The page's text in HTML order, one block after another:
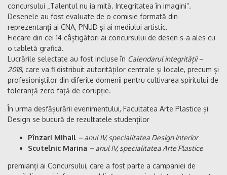
concursului „Talentul nu ia mită. Integritatea în imagini”.
Desenele au fost evaluate de o comisie formată din
reprezentanți ai CNA, PNUD și ai mediului artistic.
Fiecare din cei 14 câștigători ai concursului de desen s-a ales cu
o tabletă grafică.
Lucrările selectate au fost incluse în Calendarul integrității –
2018, care va fi distribuit autorităților centrale și locale, precum și
profesioniștilor din diferite domenii pentru cultivarea spiritului de
toleranță zero față de corupție.
În urma desfășurării evenimentului, Facultatea Arte Plastice și
Design se bucură de rezultatele studenților
Pînzari Mihail – anul IV, specialitatea Design interior
Scutelnic Marina – anul IV, specialitatea Arte Plastice
premianți ai Concursului, care a fost parte a campaniei de